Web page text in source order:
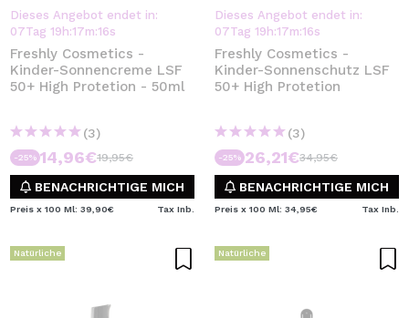
Dieses Angebot endet in:
07Tag 19 h:17m:16s
Freshly Cosmetics -
Kinder-Sonnencreme LSF
50+ High Protetion - 50ml
(3)
-25% 14,96€19,95€
BENACHRICHTIGE MICH
Preis x 100 Ml: 39,90€ Tax Inb.
Dieses Angebot endet in:
07Tag 19 h:17m:16s
Freshly Cosmetics -
Kinder-Sonnenschutz LSF
50+ High Protetion
(3)
-25% 26,21€34,95€
BENACHRICHTIGE MICH
Preis x 100 Ml: 34,95€ Tax Inb.
Natürliche Natürliche